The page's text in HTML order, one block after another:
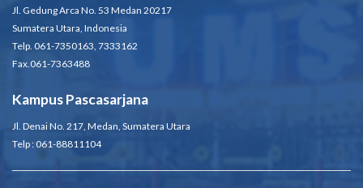
Jl. Gedung Arca No. 53 Medan 20217
Sumatera Utara, Indonesia
Telp. 061-7350163, 7333162
Fax.061-7363488
Kampus Pascasarjana
Jl. Denai No. 217, Medan, Sumatera Utara
Telp : 061-88811104